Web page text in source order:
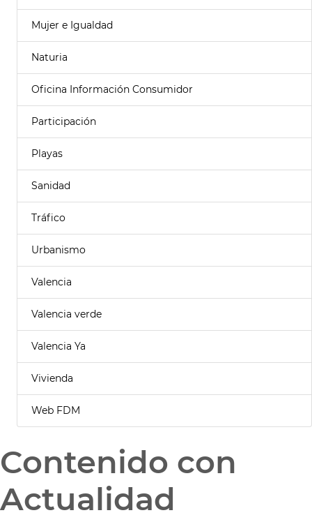
Mujer e Igualdad
Naturia
Oficina Información Consumidor
Participación
Playas
Sanidad
Tráfico
Urbanismo
Valencia
Valencia verde
Valencia Ya
Vivienda
Web FDM
Contenido con
Actualidad